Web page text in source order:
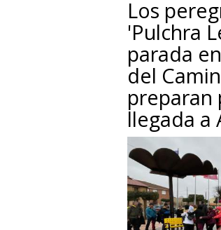
Los
'Pulchra
parada
del
preparan
llegada a